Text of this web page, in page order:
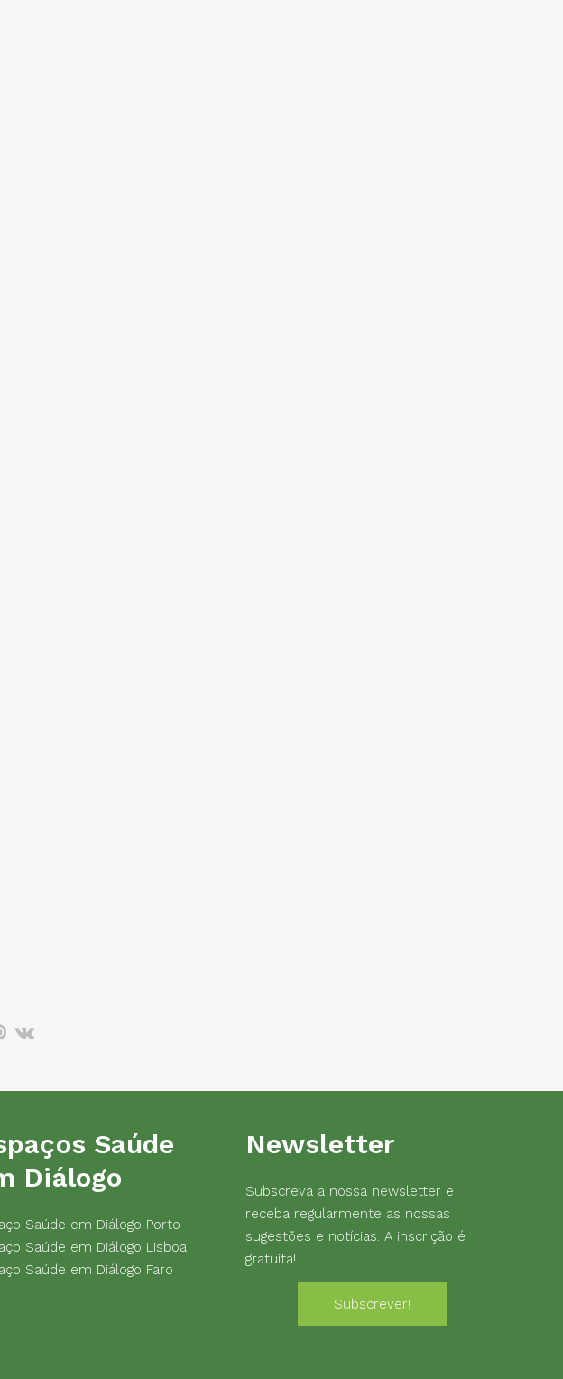
Saúde
Diálogo
Saúde em Diálogo Porto
Saúde em Diálogo Lisboa
Saúde em Diálogo Faro
Newsletter
Subscreva a nossa newsletter e
receba regularmente as nossas
sugestões e notícias. A inscrição é
gratuita!
Subscrever!